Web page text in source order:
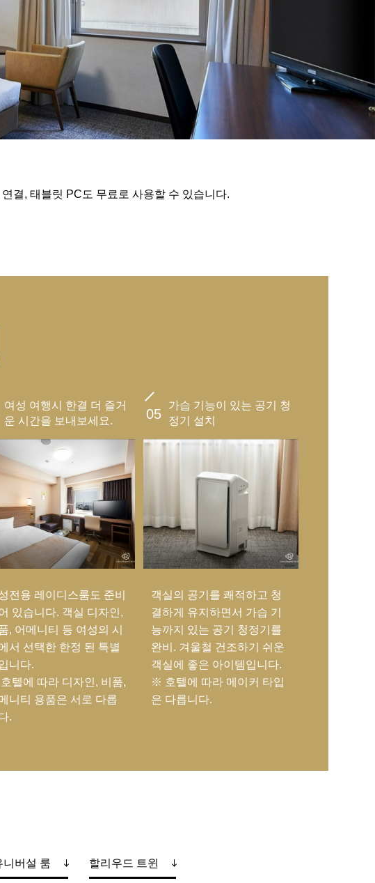
결, 태블릿 PC도 무료로 사용할 수 있습니다.
여성 여행시 한결 더 즐거
운 시간을 보내보세요.
전용 레이디스룸도 준비
있습니다. 객실 디자인,
, 어메니티 등 여성의 시
서 선택한 한정 된 특별
니다.
텔에 따라 디자인, 비품,
니티 용품은 서로 다릅
.
05
가습 기능이 있는 공기 청
정기 설치
객실의 공기를 쾌적하고 청
결하게 유지하면서 가습 기
능까지 있는 공기 청정기를
완비. 겨울철 건조하기 쉬운
객실에 좋은 아이템입니다.
※ 호텔에 따라 메이커 타입
은 다릅니다.
니버설 룸 할리우드 트윈